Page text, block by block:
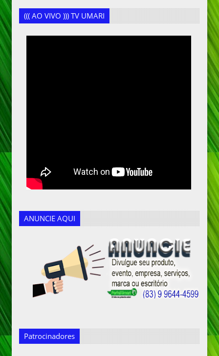
((( AO VIVO ))) TV UMARI
ANUNCIE AQUI
Patrocinadores